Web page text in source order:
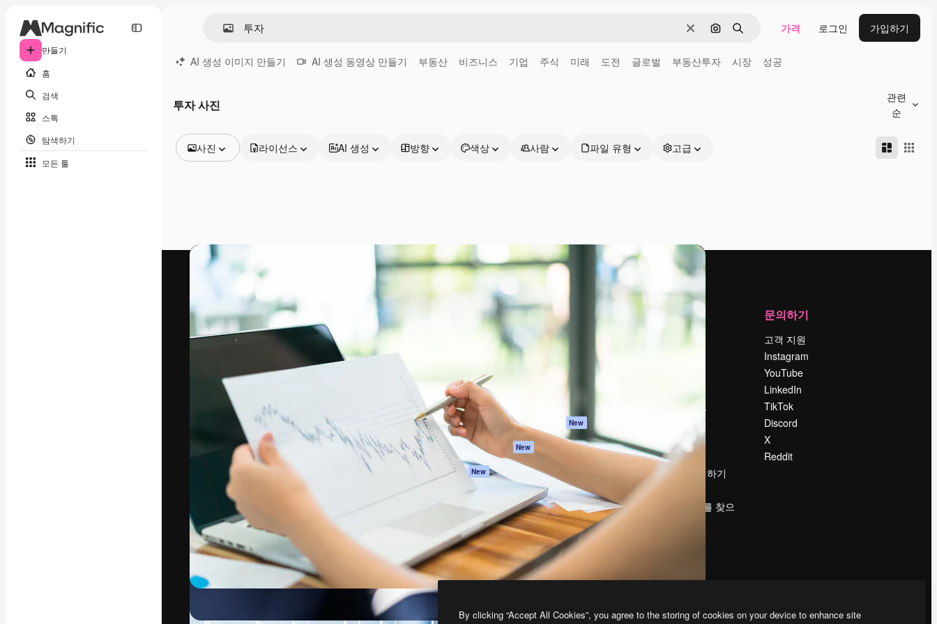
만들기
홈
검색
스톡
탐색하기
모든 툴
지우기이미지로 검색
검색 가격 로그인 가입하기
AI 생성 이미지 만들기 AI 생성 동영상 만들기 부동산 비즈니스 기업 주식 미래 도전 글로벌 부동산투자 시장 성공
투자 사진
관련
순
사진
동영상
영상 클립
모션 그래픽
3D 모델
라이선스 AI 생성 방향 색상 사람 파일 유형 고급
최고의 결과물을 이끌어내는 크리에이티브
플랫폼. 크리에이터, 엔터프라이즈, 에이전시,
스튜디오를 아우르는 100만 명 이상의 구독
자.
프로덕트
AI 이미지 생성기
AI 동영상 생성기
AI 텍스트 음성 변환
스톡 콘텐츠
Claude/ChatGPT
용 MCP
New
Agents New
모든 Magnific 툴
시작하기
Academy
지원
이용 약관
개인정보 보호 정책
New
쿠키 정책
Trust Center
제휴 파트너
비지니스
검색 트렌드
Slidesgo
콘텐츠 판매하기
프레스룸
magnific.ai를 찾으
문의하기
고객 지원
Instagram
YouTube
LinkedIn
TikTok
Discord
X
Reddit
Copyright © 2010-2026 Freepik Company S.L.U.모든 권리는 보호 받습니다.
By clicking “Accept All Cookies”, you agree to the storing of cookies on your device to enhance site